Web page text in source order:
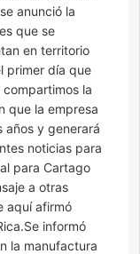
anunció la
que se
en territorio
primer día que
la
que la empresa
años y generará
noticias para
para Cartago
a otras
afirmó
informó
la manufactura